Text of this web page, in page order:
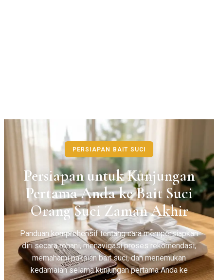
PERSIAPAN BAIT SUCI
Persiapan untuk Kunjungan
Pertama Anda ke Bait Suci
Orang Suci Zaman Akhir
Panduan komprehensif tentang cara mempersiapkan
diri secara rohani, menavigasi proses rekomendasi,
memahami pakaian bait suci, dan menemukan
kedamaian selama kunjungan pertama Anda ke